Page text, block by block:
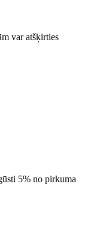
var atšķirties
5% no pirkuma